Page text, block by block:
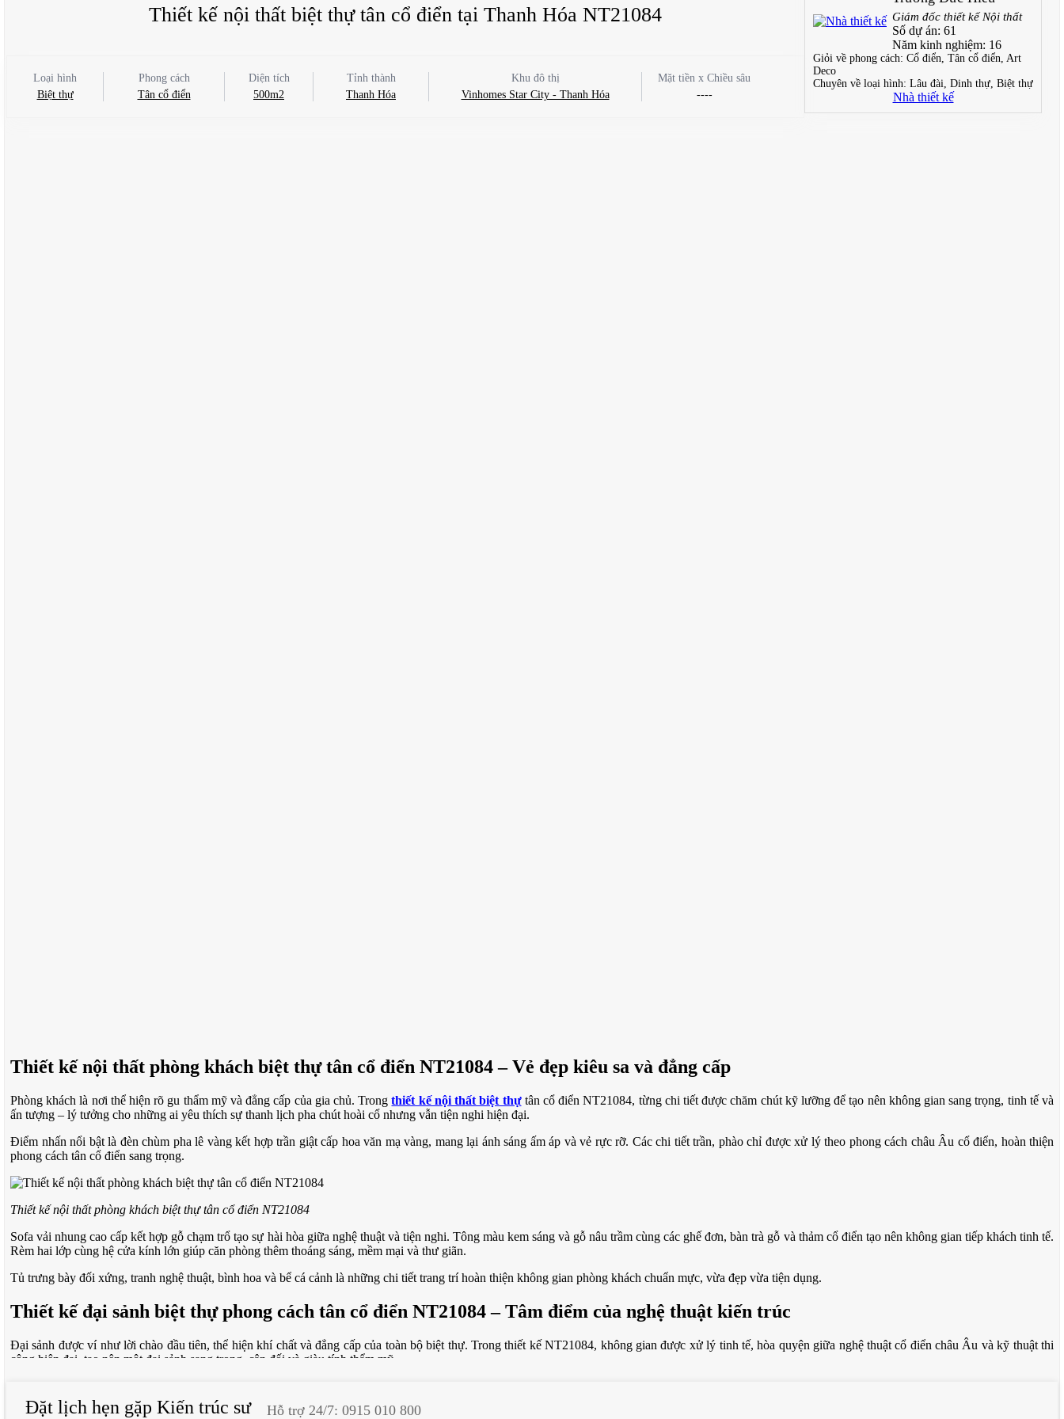
Thiết kế nội thất biệt thự tân cổ điển tại Thanh Hóa NT21084
Loại hình
Biệt thự
Phong cách
Tân cổ điển
Diện tích
500m2
Tỉnh thành
Thanh Hóa
Khu đô thị
Vinhomes Star City - Thanh Hóa
Mặt tiền x Chiều sâu
----
Giám đốc thiết kế Nội thất
Số dự án: 61
Năm kinh nghiệm: 16
Giỏi về phong cách: Cổ điển, Tân cổ điển, Art
Deco
Chuyên về loại hình: Lâu đài, Dinh thự, Biệt thự
Nhà thiết kế
Thiết kế nội thất phòng khách biệt thự tân cổ điển NT21084 – Vẻ đẹp kiêu sa và đẳng cấp
Phòng khách là nơi thể hiện rõ gu thẩm mỹ và đẳng cấp của gia chủ. Trongthiết kế nội thất biệt thựtân cổ điển NT21084, từng chi tiết được chăm chút kỹ lưỡng để tạo nên không gian sang trọng, tinh tế và
ấn tượng – lý tưởng cho những ai yêu thích sự thanh lịch pha chút hoài cổ nhưng vẫn tiện nghi hiện đại.
Điểm nhấn nổi bật là đèn chùm pha lê vàng kết hợp trần giật cấp hoa văn mạ vàng, mang lại ánh sáng ấm áp và vẻ rực rỡ. Các chi tiết trần, phào chỉ được xử lý theo phong cách châu Âu cổ điển, hoàn thiện
phong cách tân cổ điển sang trọng.
Thiết kế nội thất phòng khách biệt thự tân cổ điển NT21084
Sofa vải nhung cao cấp kết hợp gỗ chạm trổ tạo sự hài hòa giữa nghệ thuật và tiện nghi. Tông màu kem sáng và gỗ nâu trầm cùng các ghế đơn, bàn trà gỗ và thảm cổ điển tạo nên không gian tiếp khách tinh tế.
Rèm hai lớp cùng hệ cửa kính lớn giúp căn phòng thêm thoáng sáng, mềm mại và thư giãn.
Tủ trưng bày đối xứng, tranh nghệ thuật, bình hoa và bể cá cảnh là những chi tiết trang trí hoàn thiện không gian phòng khách chuẩn mực, vừa đẹp vừa tiện dụng.
Thiết kế đại sảnh biệt thự phong cách tân cổ điển NT21084 – Tâm điểm của nghệ thuật kiến trúc
Đại sảnh được ví như lời chào đầu tiên, thể hiện khí chất và đẳng cấp của toàn bộ biệt thự. Trong thiết kế NT21084, không gian được xử lý tinh tế, hòa quyện giữa nghệ thuật cổ điển châu Âu và kỹ thuật thi
công hiện đại, tạo nên một đại sảnh sang trọng, cân đối và giàu tính thẩm mỹ.
đúng chất hoàng gia châu Âu.
Đặt lịch hẹn gặp Kiến trúc sư Hỗ trợ 24/7: 0915 010 800